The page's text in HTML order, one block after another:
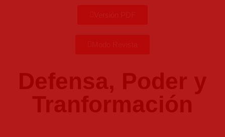
Defensa, Poder y
Tranformación